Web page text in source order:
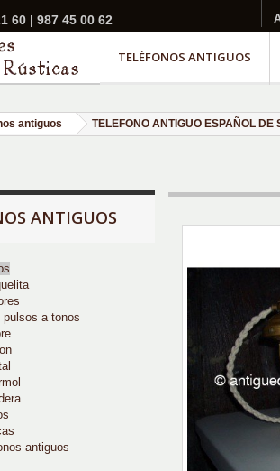
60 | 987 45 00 62
TELÉFONOS ANTIGUOS
antiguos TELEFONO ANTIGUO ESPAÑOL
ANTIGUOS
pulsos a tonos
antiguos